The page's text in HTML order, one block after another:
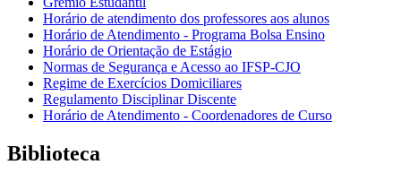
Horário de atendimento dos professores aos alunos
Horário de Atendimento - Programa Bolsa Ensino
Horário de Orientação de Estágio
Normas de Segurança e Acesso ao IFSP-CJO
Regime de Exercícios Domiciliares
Regulamento Disciplinar Discente
Horário de Atendimento - Coordenadores de Curso
Biblioteca